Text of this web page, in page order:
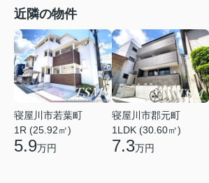
近隣の物件
寝屋川市若葉町
1R (25.92㎡)
5.9万円
寝屋川市郡元町
1LDK (30.60㎡)
7.3万円